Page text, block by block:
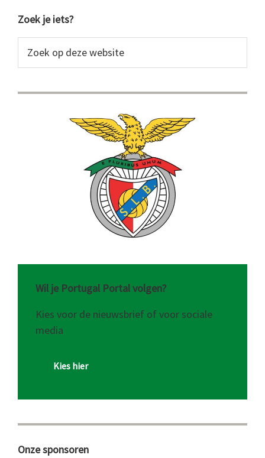
Primaire
Sidebar
Zoek je iets?
op
website
Wil je Portugal Portal volgen?
Kies voor de nieuwsbrief of voor sociale
media
Kies hier
Onze sponsoren